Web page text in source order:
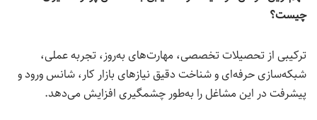
چیست؟
ترکیبی از تحصیلات تخصصی، مهارت‌های به‌روز، تجربه عملی،
شبکه‌سازی حرفه‌ای و شناخت دقیق نیازهای بازار کار، شانس ورود و
پیشرفت در این مشاغل را به‌طور چشمگیری افزایش می‌دهد.